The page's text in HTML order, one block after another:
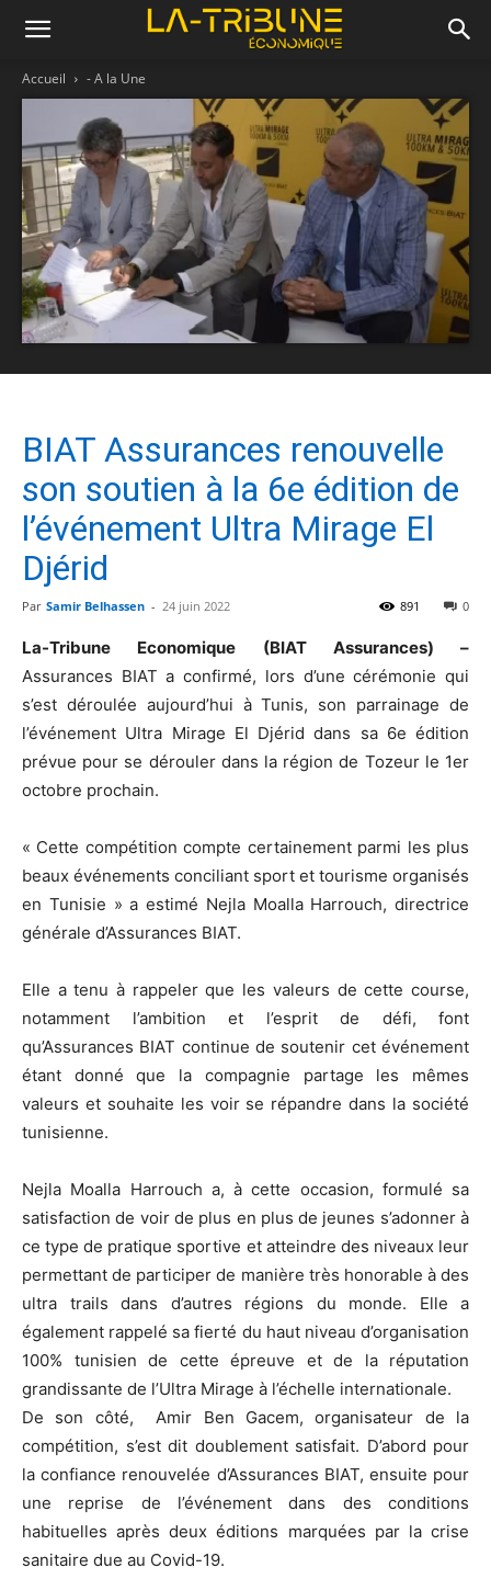
Accueil - A la Une
BIAT Assurances renouvelle
son soutien à la 6e édition de
l’événement Ultra Mirage El
Djérid
Par Samir Belhassen - 24 juin 2022 0
891
La-Tribune Economique (BIAT Assurances) –
Assurances BIAT a confirmé, lors d’une cérémonie qui
s’est déroulée aujourd’hui à Tunis, son parrainage de
l’événement Ultra Mirage El Djérid dans sa 6e édition
prévue pour se dérouler dans la région de Tozeur le 1er
octobre prochain.
« Cette compétition compte certainement parmi les plus
beaux événements conciliant sport et tourisme organisés
en Tunisie » a estimé Nejla Moalla Harrouch, directrice
générale d’Assurances BIAT.
Elle a tenu à rappeler que les valeurs de cette course,
notamment l’ambition et l’esprit de défi, font
qu’Assurances BIAT continue de soutenir cet événement
étant donné que la compagnie partage les mêmes
valeurs et souhaite les voir se répandre dans la société
tunisienne.
Nejla Moalla Harrouch a, à cette occasion, formulé sa
satisfaction de voir de plus en plus de jeunes s’adonner à
ce type de pratique sportive et atteindre des niveaux leur
permettant de participer de manière très honorable à des
ultra trails dans d’autres régions du monde. Elle a
également rappelé sa fierté du haut niveau d’organisation
100% tunisien de cette épreuve et de la réputation
grandissante de l’Ultra Mirage à l’échelle internationale.
De son côté, Amir Ben Gacem, organisateur de la
compétition, s’est dit doublement satisfait. D’abord pour
la confiance renouvelée d’Assurances BIAT, ensuite pour
une reprise de l’événement dans des conditions
habituelles après deux éditions marquées par la crise
sanitaire due au Covid-19.